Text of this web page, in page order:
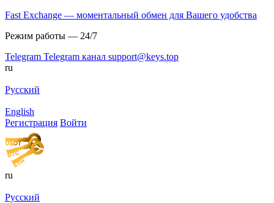
Fast Exchange — моментальный обмен для Вашего удобства
Режим работы — 24/7
Telegram Telegram канал support@keys.top
ru
Русский
English
Регистрация Войти
ru
Русский